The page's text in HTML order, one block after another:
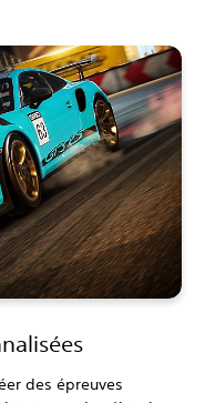
des épreuves